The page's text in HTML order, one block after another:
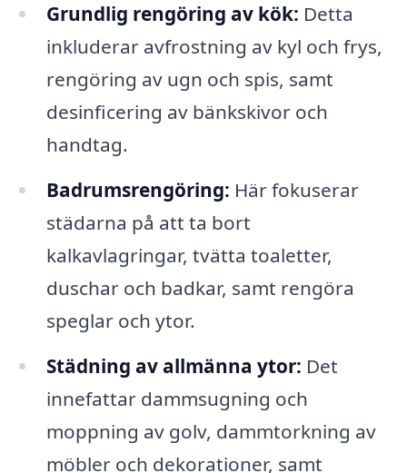
Grundlig rengöring av kök: Detta
inkluderar avfrostning av kyl och frys,
rengöring av ugn och spis, samt
desinficering av bänkskivor och
handtag.
Badrumsrengöring: Här fokuserar
städarna på att ta bort
kalkavlagringar, tvätta toaletter,
duschar och badkar, samt rengöra
speglar och ytor.
Städning av allmänna ytor: Det
innefattar dammsugning och
moppning av golv, dammtorkning av
möbler och dekorationer, samt